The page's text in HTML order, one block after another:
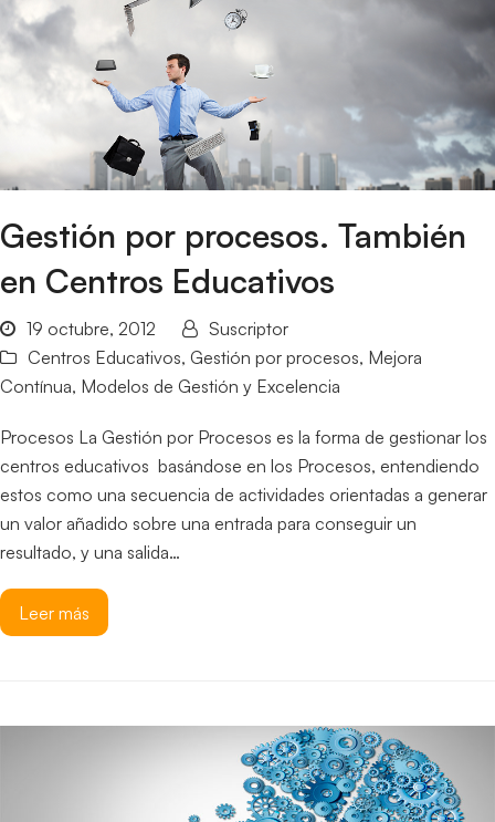
Gestión por procesos. También
en Centros Educativos
19 octubre, 2012
Suscriptor
Centros Educativos, Gestión por procesos, Mejora
Contínua, Modelos de Gestión y Excelencia
Procesos La Gestión por Procesos es la forma de gestionar los
centros educativos basándose en los Procesos, entendiendo
estos como una secuencia de actividades orientadas a generar
un valor añadido sobre una entrada para conseguir un
resultado, y una salida…
Leer más